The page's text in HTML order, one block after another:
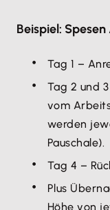
Beispiel:
Tag 1 –
Tag 2 und
vom
werden
Pauschale).
Tag 4 –
Plus
Höhe von